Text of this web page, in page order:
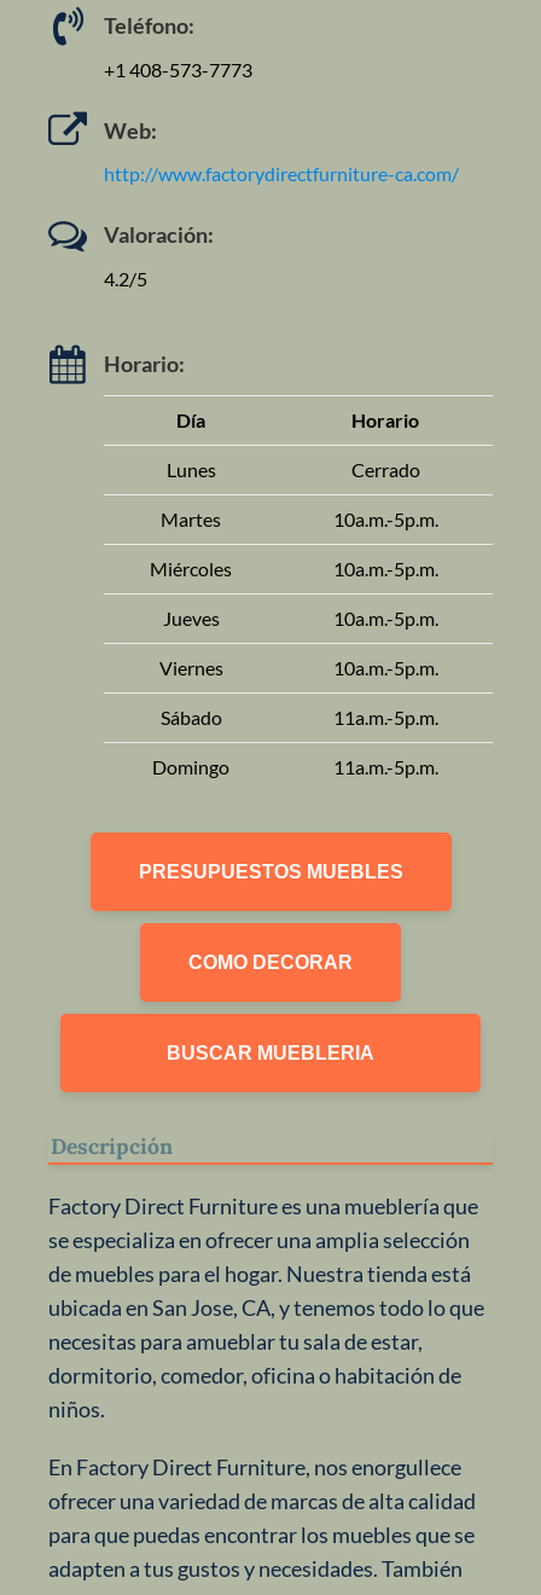
Teléfono:
+1 408-573-7773
Web:
http://www.factorydirectfurniture-ca.com/
Valoración:
4.2/5
Horario:
Día Horario
Lunes Cerrado
Martes 10a.m.-5p.m.
Miércoles 10a.m.-5p.m.
Jueves 10a.m.-5p.m.
Viernes 10a.m.-5p.m.
Sábado 11a.m.-5p.m.
Domingo 11a.m.-5p.m.
PRESUPUESTOS MUEBLES
COMO DECORAR
BUSCAR MUEBLERIA
Descripción
Factory Direct Furniture es una mueblería que
se especializa en ofrecer una amplia selección
de muebles para el hogar. Nuestra tienda está
ubicada en San Jose, CA, y tenemos todo lo que
necesitas para amueblar tu sala de estar,
dormitorio, comedor, oficina o habitación de
niños.
En Factory Direct Furniture, nos enorgullece
ofrecer una variedad de marcas de alta calidad
para que puedas encontrar los muebles que se
adapten a tus gustos y necesidades. También